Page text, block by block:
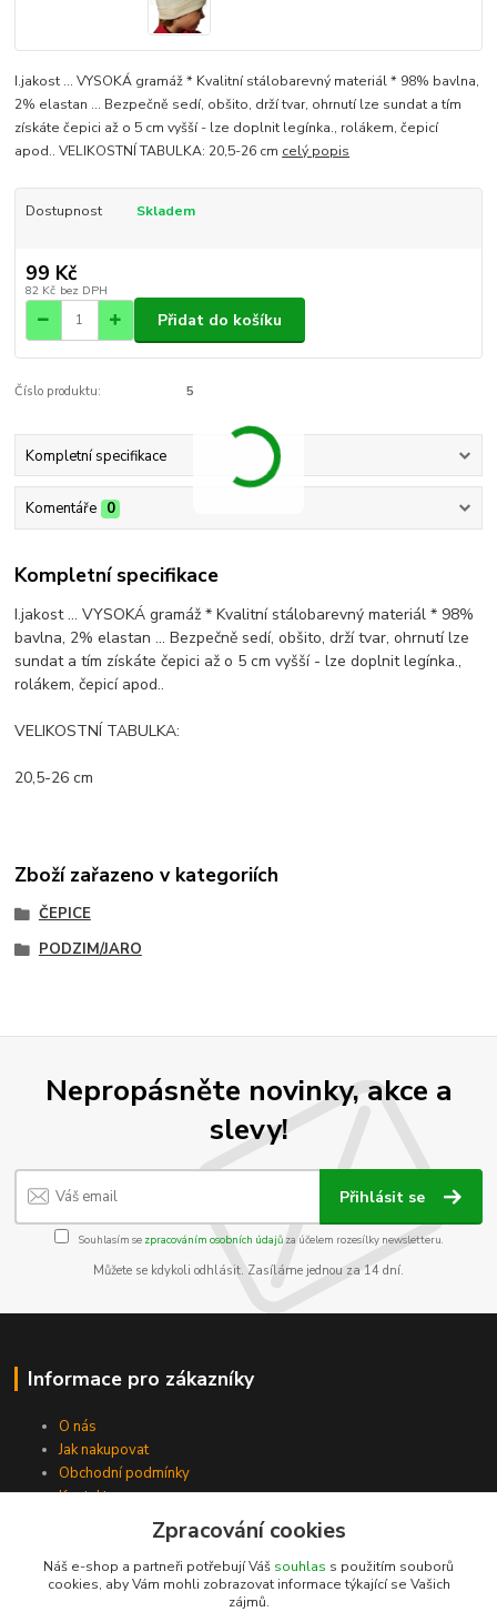
I.jakost ... VYSOKÁ gramáž * Kvalitní stálobarevný materiál * 98% bavlna,
2% elastan ... Bezpečně sedí, obšito, drží tvar, ohrnutí lze sundat a tím
získáte čepici až o 5 cm vyšší - lze doplnit legínka., rolákem, čepicí
apod.. VELIKOSTNÍ TABULKA: 20,5-26 cm celý popis
Dostupnost Skladem
99 Kč
82 Kč bez DPH
Přidat do košíku
Číslo produktu: 5
Kompletní specifikace
Komentáře 0
Kompletní specifikace
I.jakost ... VYSOKÁ gramáž * Kvalitní stálobarevný materiál * 98%
bavlna, 2% elastan ... Bezpečně sedí, obšito, drží tvar, ohrnutí lze
sundat a tím získáte čepici až o 5 cm vyšší - lze doplnit legínka.,
rolákem, čepicí apod..
VELIKOSTNÍ TABULKA:
20,5-26 cm
Zboží zařazeno v kategoriích
ČEPICE
PODZIM/JARO
Nepropásněte novinky, akce a
slevy!
Přihlásit se
Souhlasím se zpracováním osobních údajůza účelem rozesílky newsletteru.
Můžete se kdykoli odhlásit. Zasíláme jednou za 14 dní.
Informace pro zákazníky
O nás
Jak nakupovat
Obchodní podmínky
Kontakty
Zpracování cookies
Náš e-shop a partneři potřebují Váš souhlas s použitím souborů
cookies, aby Vám mohli zobrazovat informace týkající se Vašich
zájmů.